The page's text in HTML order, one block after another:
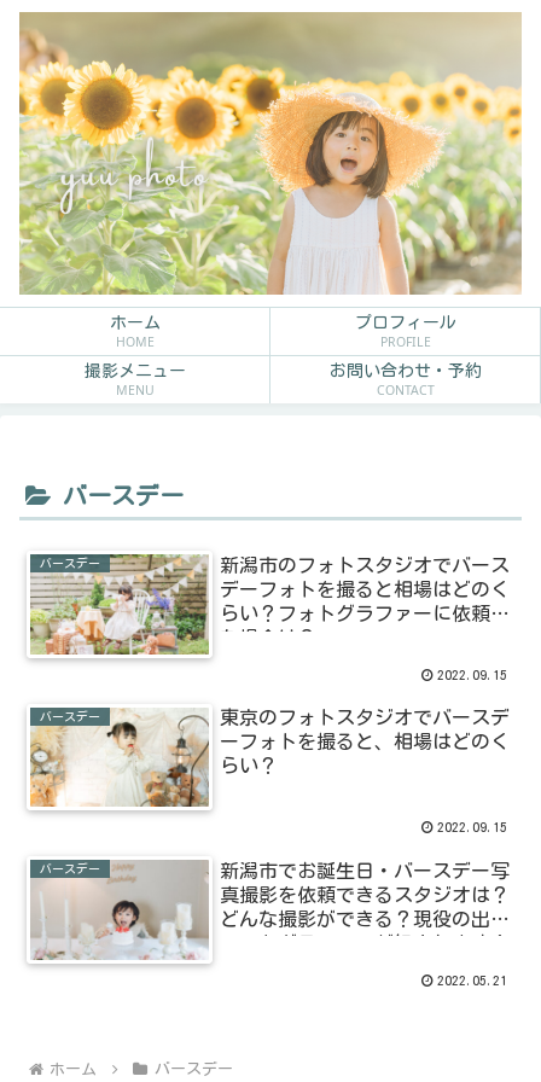
ホーム
HOME
プロフィール
PROFILE
撮影メニュー
MENU
お問い合わせ・予約
CONTACT
バースデー
バースデー
新潟市のフォトスタジオでバース
デーフォトを撮ると相場はどのく
らい？フォトグラファーに依頼し
た場合は？
2022.09.15
バースデー
東京のフォトスタジオでバースデ
ーフォトを撮ると、相場はどのく
らい？
2022.09.15
バースデー
新潟市でお誕生日・バースデー写
真撮影を依頼できるスタジオは？
どんな撮影ができる？現役の出張
2022.05.21
ホーム バースデー